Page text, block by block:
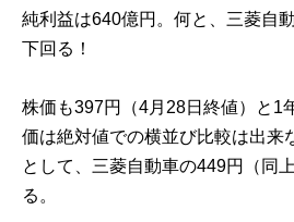
純利益は640億円。何と、三菱自
下回る！
株価も397円（4月28日終値）と1
価は絶対値での横並び比較は出来
として、三菱自動車の449円（同
る。